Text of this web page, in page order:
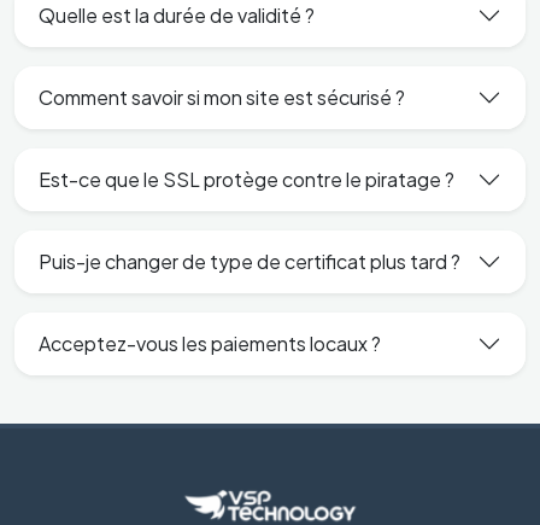
Quelle est la durée de validité ?
Comment savoir si mon site est sécurisé ?
Est-ce que le SSL protège contre le piratage ?
Puis-je changer de type de certificat plus tard ?
Acceptez-vous les paiements locaux ?